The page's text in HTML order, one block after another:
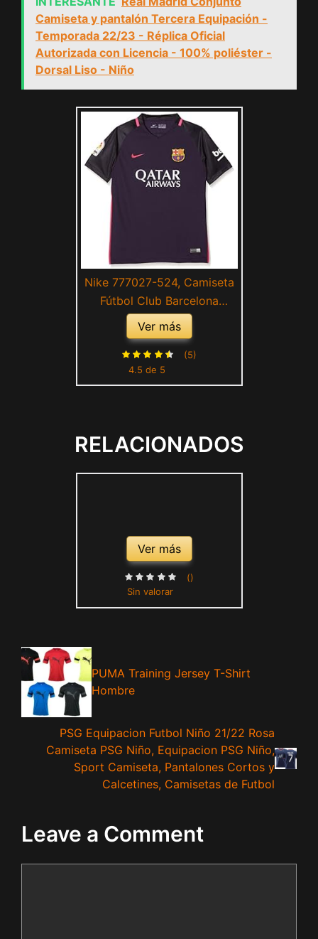
Camiseta y pantalón Tercera Equipación -
Temporada 22/23 - Réplica Oficial
Autorizada con Licencia - 100% poliéster -
Dorsal Liso - Niño
Nike 777027-524, Camiseta
Fútbol Club Barcelona
Infantil, Multicolor (Purple
Dynasty/Vivid Pink), Large
Ver más
4.5 de 5
(5)
RELACIONADOS
Ver más
Sin valorar
()
PUMA Training Jersey T-Shirt
Hombre
PSG Equipacion Futbol Niño 21/22 Rosa
Camiseta PSG Niño, Equipacion PSG Niño,
Sport Camiseta, Pantalones Cortos y
Calcetines, Camisetas de Futbol
Leave a Comment